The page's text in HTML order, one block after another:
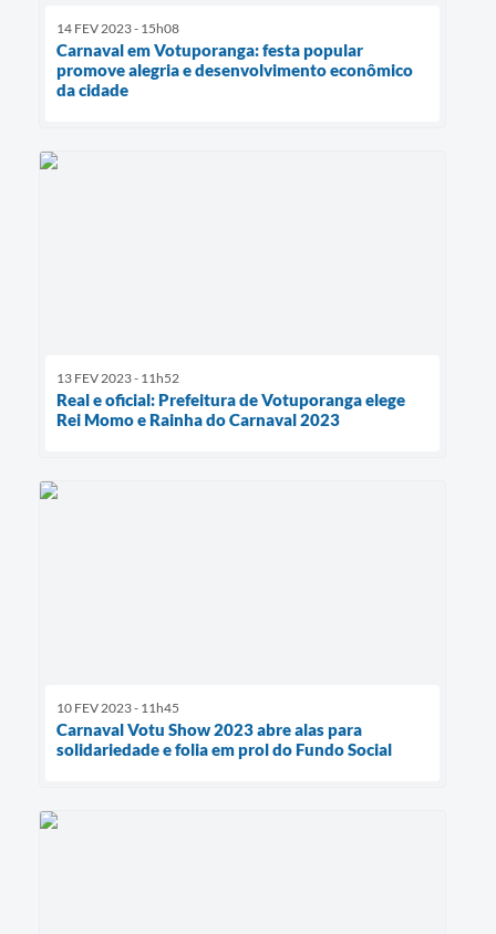
14 FEV 2023 - 15h08
Carnaval em Votuporanga: festa popular
promove alegria e desenvolvimento econômico
da cidade
13 FEV 2023 - 11h52
Real e oficial: Prefeitura de Votuporanga elege
Rei Momo e Rainha do Carnaval 2023
10 FEV 2023 - 11h45
Carnaval Votu Show 2023 abre alas para
solidariedade e folia em prol do Fundo Social